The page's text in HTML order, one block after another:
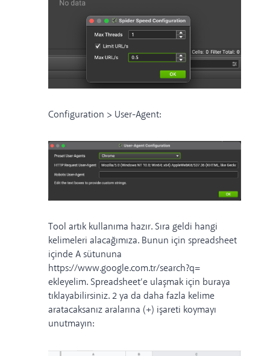
Configuration > User-Agent:
Tool artık kullanıma hazır. Sıra geldi hangi
kelimeleri alacağımıza. Bunun için spreadsheet
içinde A sütununa
https://www.google.com.tr/search?q=
ekleyelim. Spreadsheet’e ulaşmak için buraya
tıklayabilirsiniz. 2 ya da daha fazla kelime
aratacaksanız aralarına (+) işareti koymayı
unutmayın: